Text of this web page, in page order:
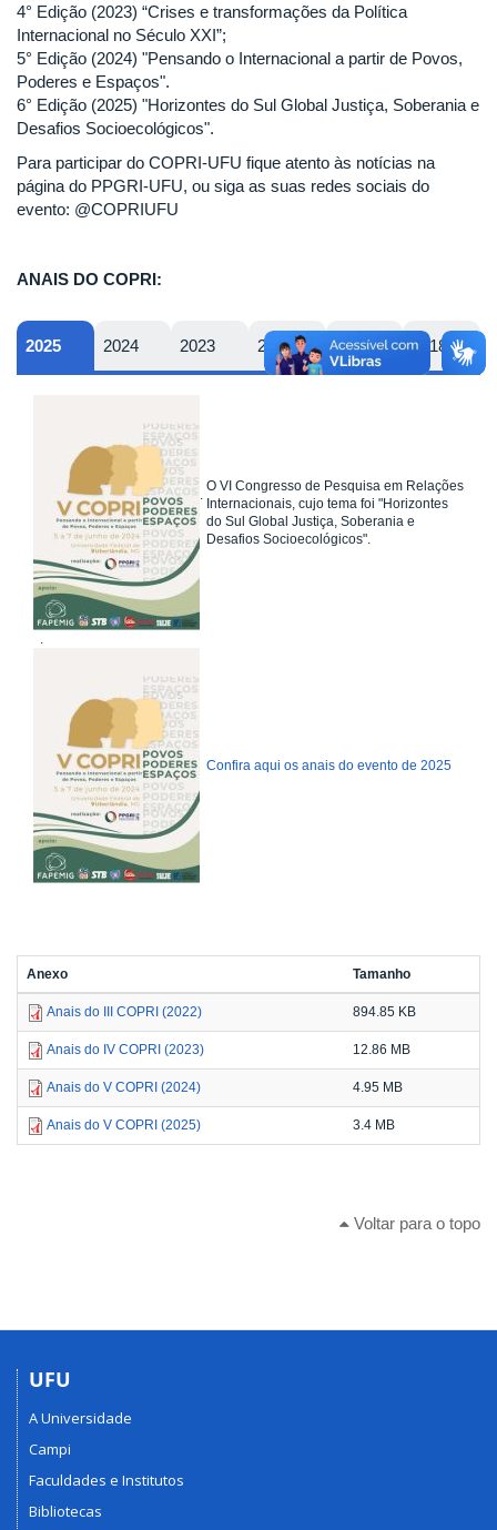
4° Edição (2023) “Crises e transformações da Política
Internacional no Século XXI”;
5° Edição (2024) "Pensando o Internacional a partir de Povos,
Poderes e Espaços".
6° Edição (2025) "Horizontes do Sul Global Justiça, Soberania e
Desafios Socioecológicos".
Para participar do COPRI-UFU fique atento às notícias na
página do PPGRI-UFU, ou siga as suas redes sociais do
evento: @COPRIUFU
ANAIS DO COPRI:
2025
.
O VI Congresso de Pesquisa em Relações
Internacionais, cujo tema foi "Horizontes
do Sul Global Justiça, Soberania e
Desafios Socioecológicos".
.
Confira aqui os anais do evento de 2025
2024 2023 2022 2019 2018
Anexo Tamanho
Anais do III COPRI (2022) 894.85 KB
Anais do IV COPRI (2023) 12.86 MB
Anais do V COPRI (2024) 4.95 MB
Anais do V COPRI (2025) 3.4 MB
Voltar para o topo
UFU
A Universidade
Campi
Faculdades e Institutos
Bibliotecas